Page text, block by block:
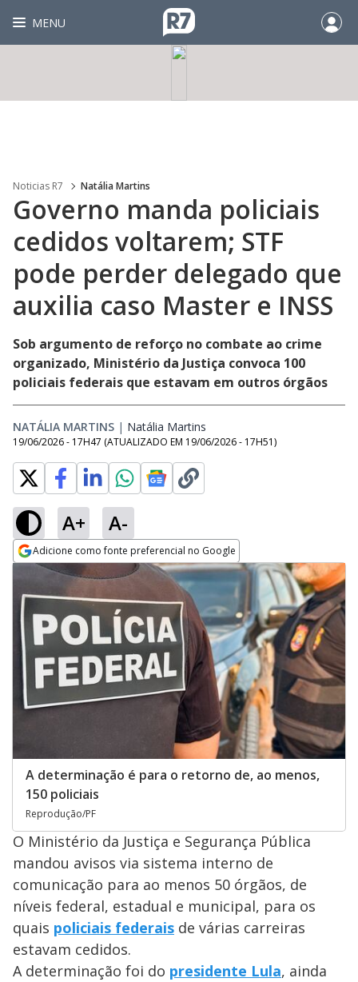
MENU
Noticias R7 Natália Martins
Governo manda policiais
cedidos voltarem; STF
pode perder delegado que
auxilia caso Master e INSS
Sob argumento de reforço no combate ao crime
organizado, Ministério da Justiça convoca 100
policiais federais que estavam em outros órgãos
NATÁLIA MARTINS | Natália Martins
19/06/2026 - 17H47 (ATUALIZADO EM 19/06/2026 - 17H51)
A+ A-
Adicione como fonte preferencial no Google
Opens in new window
A determinação é para o retorno de, ao menos,
150 policiais
Reprodução/PF
O Ministério da Justiça e Segurança Pública
mandou avisos via sistema interno de
comunicação para ao menos 50 órgãos, de
níveis federal, estadual e municipal, para os
quais policiais federais de várias carreiras
estavam cedidos.
A determinação foi do presidente Lula, ainda